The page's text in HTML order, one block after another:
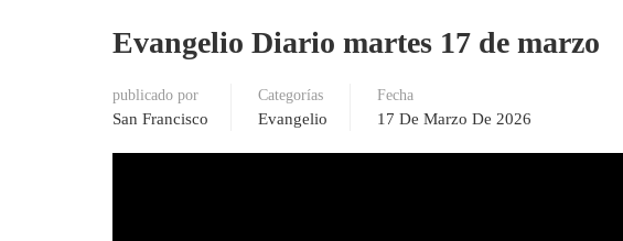
Evangelio Diario martes 17 de marzo
publicado por
San Francisco
Categorías
Evangelio
Fecha
17 De Marzo De 2026